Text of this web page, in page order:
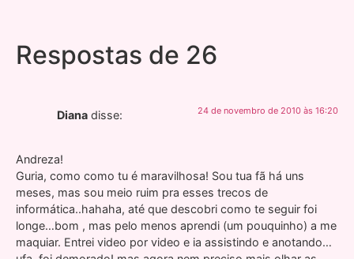
Respostas de 26
Diana disse: 24 de novembro de 2010 às 16:20
Andreza!
Guria, como como tu é maravilhosa! Sou tua fã há uns
meses, mas sou meio ruim pra esses trecos de
informática..hahaha, até que descobri como te seguir foi
longe…bom , mas pelo menos aprendi (um pouquinho) a me
maquiar. Entrei video por video e ia assistindo e anotando…